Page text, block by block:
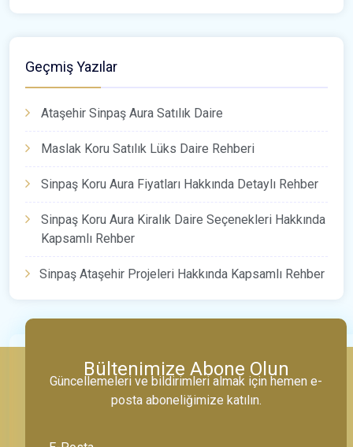
Geçmiş Yazılar
Ataşehir Sinpaş Aura Satılık Daire
Maslak Koru Satılık Lüks Daire Rehberi
Sinpaş Koru Aura Fiyatları Hakkında Detaylı Rehber
Sinpaş Koru Aura Kiralık Daire Seçenekleri Hakkında
Kapsamlı Rehber
Sinpaş Ataşehir Projeleri Hakkında Kapsamlı Rehber
Bültenimize Abone Olun
Güncellemeleri ve bildirimleri almak için hemen e-
posta aboneliğimize katılın.